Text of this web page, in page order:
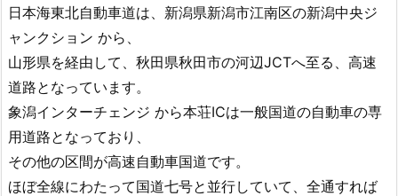
日本海東北自動車道は、新潟県新潟市江南区の新潟中央ジ
ャンクション から、
山形県を経由して、秋田県秋田市の河辺JCTへ至る、高速
道路となっています。
象潟インターチェンジ から本荘ICは一般国道の自動車の専
用道路となっており、
その他の区間が高速自動車国道です。
ほぼ全線にわたって国道七号と並行していて、全通すれば